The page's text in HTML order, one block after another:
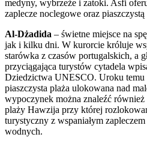
medyny, wybrzeże i zatoki. Asfi
zaplecze noclegowe oraz
Al-Dżadida – świetne miejsce na
jak i kilku dni. W kurorcie króluje
starówka z czasów portugalskich, a
przyciągająca turystów cytadela
Dziedzictwa UNESCO. Uroku temu
piaszczysta plaża ulokowana nad
wypoczynek można znaleźć
plaży Hawzija przy której
turystyczny z wspaniałym
wodnych.